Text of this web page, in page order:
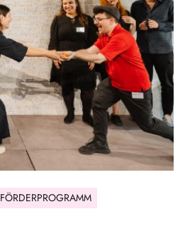
FÖRDERPROGRAMM